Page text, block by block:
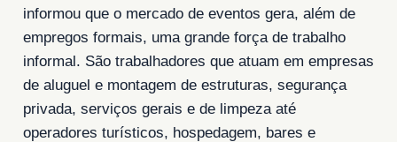
informou que o mercado de eventos gera, além de
empregos formais, uma grande força de trabalho
informal. São trabalhadores que atuam em empresas
de aluguel e montagem de estruturas, segurança
privada, serviços gerais e de limpeza até
operadores turísticos, hospedagem, bares e